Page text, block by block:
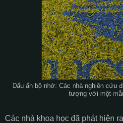
Dấu ấn bộ nhớ: Các nhà nghiên cứu
tượng với một
Các nhà khoa học đã phát hiện